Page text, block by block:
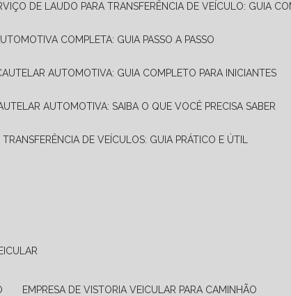
DE LAUDO PARA TRANSFERÊNCIA DE VEÍCULO: GUIA
COMPLETA: GUIA PASSO A PASSO
AUTOMOTIVA: GUIA COMPLETO PARA INICIANTES
AUTOMOTIVA: SAIBA O QUE VOCÊ PRECISA SABER
TRANSFERÊNCIA DE VEÍCULOS: GUIA PRÁTICO E ÚTIL
EMPRESA DE VISTORIA VEICULAR PARA CAMINHÃO